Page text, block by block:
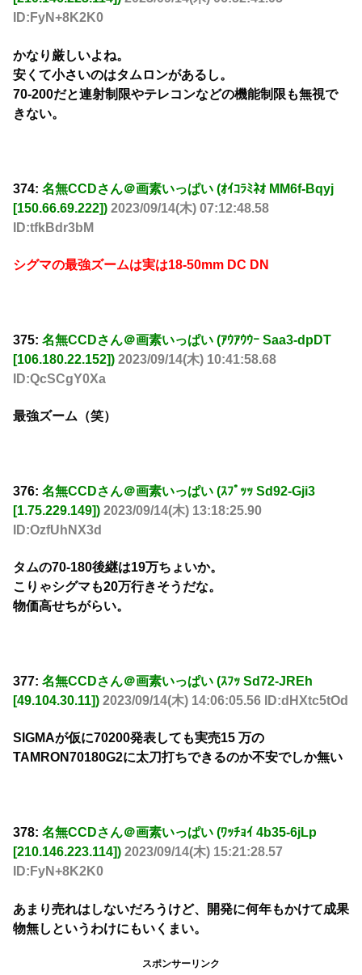
ID:FyN+8K2K0
かなり厳しいよね。
安くて小さいのはタムロンがあるし。
70-200だと連射制限やテレコンなどの機能制限も無視で
きない。
374: 名無CCDさん＠画素いっぱい (ｵｲｺﾗﾐﾈｵ MM6f-Bqyj
[150.66.69.222]) 2023/09/14(木) 07:12:48.58
ID:tfkBdr3bM
シグマの最強ズームは実は18-50mm DC DN
375: 名無CCDさん＠画素いっぱい (ｱｳｱｳｳｰ Saa3-dpDT
[106.180.22.152]) 2023/09/14(木) 10:41:58.68
ID:QcSCgY0Xa
最強ズーム（笑）
376: 名無CCDさん＠画素いっぱい (ｽﾌﾟｯｯ Sd92-Gji3
[1.75.229.149]) 2023/09/14(木) 13:18:25.90
ID:OzfUhNX3d
タムの70-180後継は19万ちょいか。
こりゃシグマも20万行きそうだな。
物価高せちがらい。
377: 名無CCDさん＠画素いっぱい (ｽﾌｯ Sd72-JREh
[49.104.30.11]) 2023/09/14(木) 14:06:05.56 ID:dHXtc5tOd
SIGMAが仮に70200発表しても実売15 万の
TAMRON70180G2に太刀打ちできるのか不安でしか無い
378: 名無CCDさん＠画素いっぱい (ﾜｯﾁｮｲ 4b35-6jLp
[210.146.223.114]) 2023/09/14(木) 15:21:28.57
ID:FyN+8K2K0
あまり売れはしないだろうけど、開発に何年もかけて成果
物無しというわけにもいくまい。
スポンサーリンク